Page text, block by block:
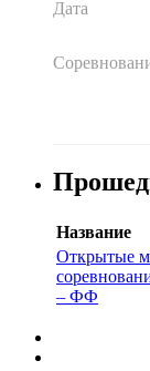
Дата
Название
Открытые
– ФФ